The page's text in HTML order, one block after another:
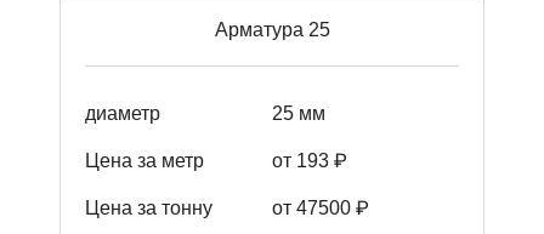
Арматура 25
диаметр 25 мм
Цена за метр от 193 ₽
Цена за тонну от 47500 ₽